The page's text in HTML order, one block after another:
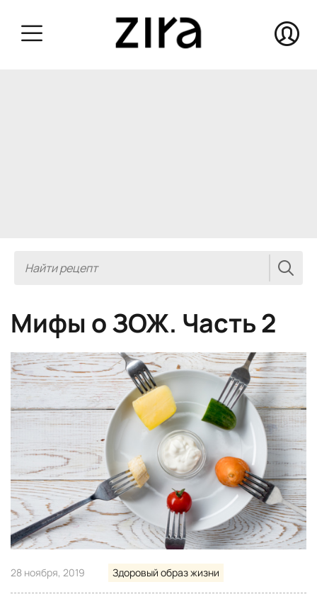
Мифы о ЗОЖ. Часть 2
28 ноября, 2019 Здоровый образ жизни